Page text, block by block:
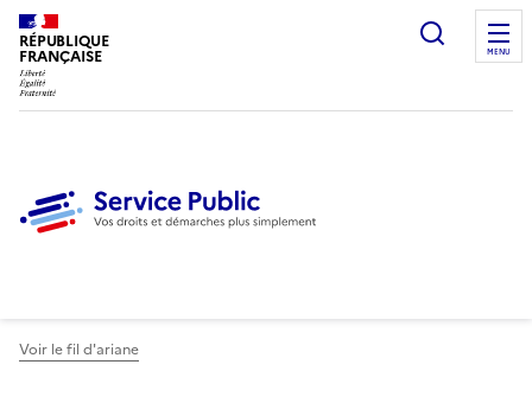
RÉPUBLIQUE
FRANÇAISE
Ouvrir
MENU
Voir le fil d'ariane